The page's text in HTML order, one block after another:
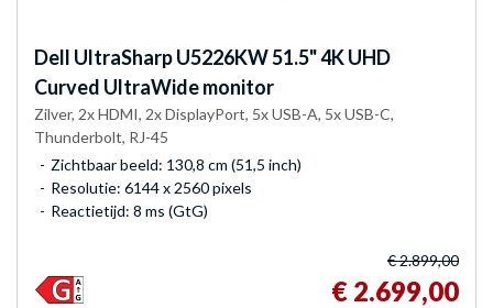
Dell UltraSharp U5226KW 51.5" 4K UHD
Curved UltraWide monitor
Zilver, 2x HDMI, 2x DisplayPort, 5x USB-A, 5x USB-C,
Thunderbolt, RJ-45
Zichtbaar beeld: 130,8 cm (51,5 inch)
Resolutie: 6144 x 2560 pixels
Reactietijd: 8 ms (GtG)
€ 2.899,00
€ 2.699,00